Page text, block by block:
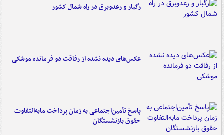
رگبار و رعدوبرق در راه شمال کشور
عکس‌های دیده نشده از رفاقت دو فرمانده‌ موشکی
پاسخ تأمین‌اجتماعی به زمان پرداخت مابه‌التفاوت
حقوق بازنشستگان